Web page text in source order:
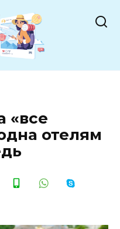
«все
отелям